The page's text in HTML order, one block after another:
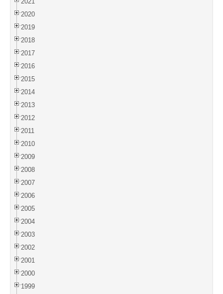
2020
2019
2018
2017
2016
2015
2014
2013
2012
2011
2010
2009
2008
2007
2006
2005
2004
2003
2002
2001
2000
1999